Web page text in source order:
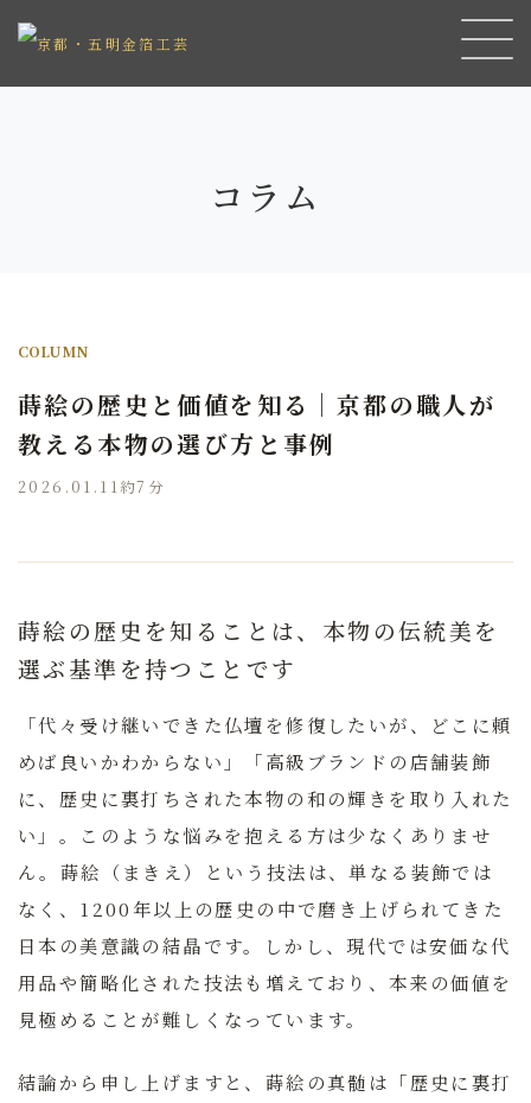
コラム
COLUMN
蒔絵の歴史と価値を知る｜京都の職人が
教える本物の選び方と事例
2026.01.11約7分
蒔絵の歴史を知ることは、本物の伝統美を
選ぶ基準を持つことです
「代々受け継いできた仏壇を修復したいが、どこに頼
めば良いかわからない」「高級ブランドの店舗装飾
に、歴史に裏打ちされた本物の和の輝きを取り入れた
い」。このような悩みを抱える方は少なくありませ
ん。蒔絵（まきえ）という技法は、単なる装飾では
なく、1200年以上の歴史の中で磨き上げられてきた
日本の美意識の結晶です。しかし、現代では安価な代
用品や簡略化された技法も増えており、本来の価値を
見極めることが難しくなっています。
結論から申し上げますと、蒔絵の真髄は「歴史に裏打